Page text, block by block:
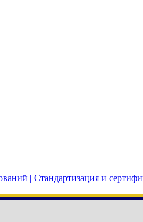
| Стандартизация и